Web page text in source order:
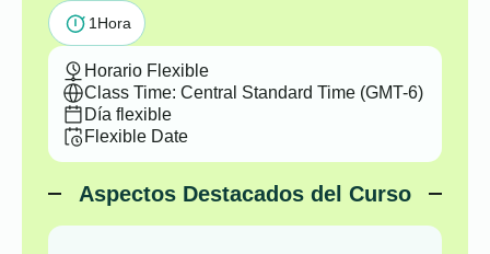
1 Hora
Horario Flexible
Class Time: Central Standard Time (GMT-6)
Día flexible
Flexible Date
Aspectos Destacados del Curso